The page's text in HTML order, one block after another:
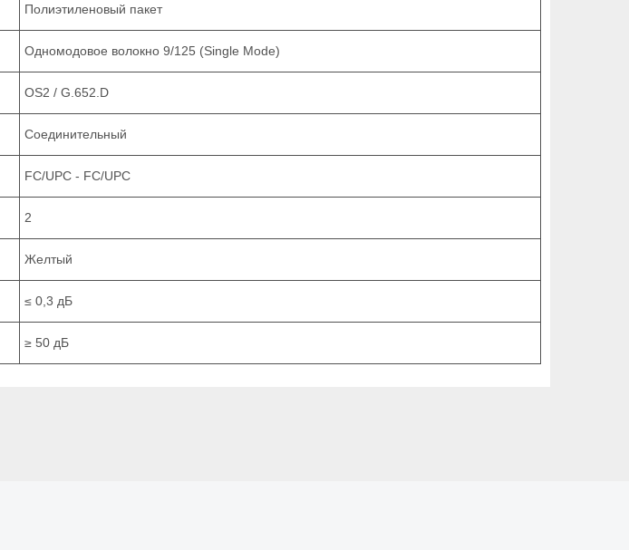
Полиэтиленовый пакет
Одномодовое волокно 9/125 (Single Mode)
OS2 / G.652.D
Соединительный
FC/UPC - FC/UPC
2
Желтый
≤ 0,3 дБ
≥ 50 дБ